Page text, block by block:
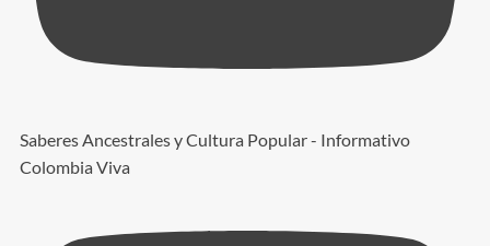
Saberes Ancestrales y Cultura Popular - Informativo
Colombia Viva